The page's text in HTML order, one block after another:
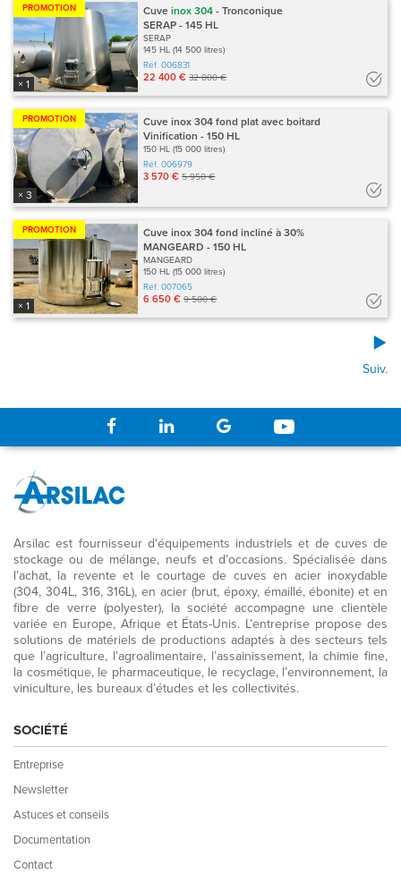
PROMOTION
× 1
Cuveinox304- Tronconique
SERAP - 145 HL
SERAP
145 HL (14 500 litres)
Réf. 006831
22 400 €32 000 €
PROMOTION
× 3
Cuve inox 304 fond plat avec boitard
Vinification - 150 HL
150 HL (15 000 litres)
Réf. 006979
3 570 €5 950 €
PROMOTION
× 1
Cuve inox 304 fond incliné à 30%
MANGEARD - 150 HL
MANGEARD
150 HL (15 000 litres)
Réf. 007065
6 650 €9 500 €
Suiv.
Arsilac est fournisseur d'équipements industriels et de cuves de
stockage ou de mélange, neufs et d’occasions. Spécialisée dans
l’achat, la revente et le courtage de cuves en acier inoxydable
(304, 304L, 316, 316L), en acier (brut, époxy, émaillé, ébonite) et en
fibre de verre (polyester), la société accompagne une clientèle
variée en Europe, Afrique et États-Unis. L’entreprise propose des
solutions de matériels de productions adaptés à des secteurs tels
que l’agriculture, l’agroalimentaire, l’assainissement, la chimie fine,
la cosmétique, le pharmaceutique, le recyclage, l’environnement, la
viniculture, les bureaux d’études et les collectivités.
SOCIÉTÉ
Entreprise
Newsletter
Astuces et conseils
Documentation
Contact